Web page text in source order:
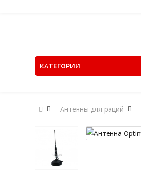
КАТЕГОРИИ
Антенны для раций